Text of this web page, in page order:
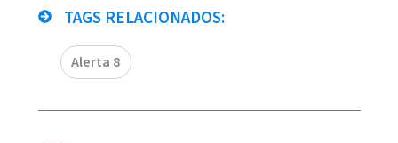
TAGS RELACIONADOS:
Alerta 8